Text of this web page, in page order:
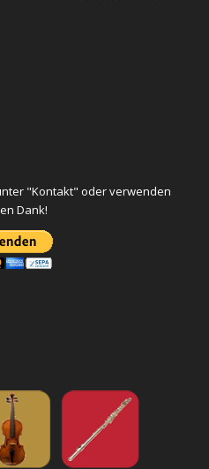
"Kontakt" oder verwenden
Dank!